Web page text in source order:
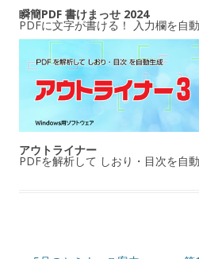
瞬簡PDF 書けまっせ 2024
PDFに文字が書ける！ 入力欄を自
アウトライナー
PDFを解析して しおり・目次を自